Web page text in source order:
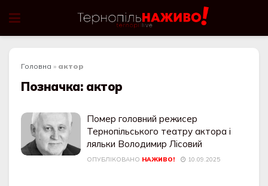
Головна » актор
Позначка: актор
Помер головний режисер
Тернопільського театру актора і
ляльки Володимир Лісовий
ОПУБЛІКОВАНО НАЖИВО! 10.09.2025